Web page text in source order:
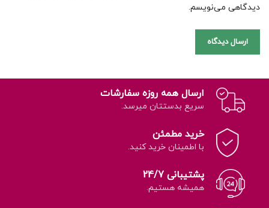
دیدگاهی می‌نویسم.
ارسال همه روزه سفارشات
سریع بدستتان میرسد.
خرید مطمئن
با اطمینان خرید کنید.
پشتیبانی 24/7
همیشه هستیم.